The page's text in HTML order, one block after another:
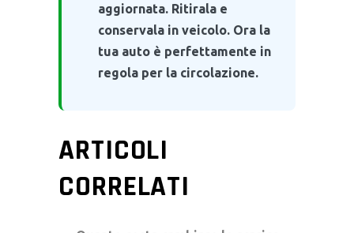
aggiornata. Ritirala e
conservala in veicolo. Ora la
tua auto è perfettamente in
regola per la circolazione.
ARTICOLI
CORRELATI